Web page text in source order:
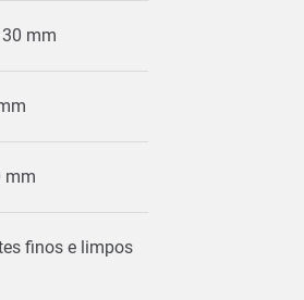
mm
mm
finos e limpos